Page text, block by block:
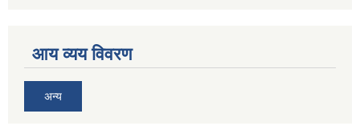
आय व्यय विवरण
अन्य